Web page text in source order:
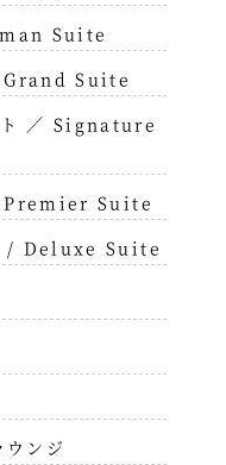
Suite
Grand Suite
ト ／ Signature
/ Premier Suite
/ Deluxe Suite
ンジ